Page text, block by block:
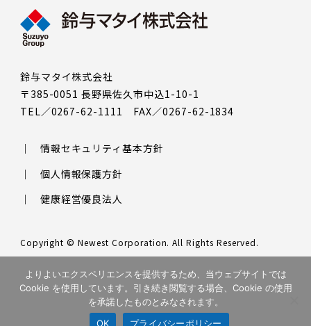
鈴与マタイ株式会社
〒385-0051 長野県佐久市中込1-10-1
TEL／0267-62-1111 FAX／0267-62-1834
情報セキュリティ基本方針
個人情報保護方針
健康経営優良法人
Copyright © Newest Corporation. All Rights Reserved.
イバシーポリシー
と利用規約が適用されます。
よりよいエクスペリエンスを提供するため、当ウェブサイトでは
Cookie を使用しています。引き続き閲覧する場合、Cookie の使用
を承諾したものとみなされます。
OK
プライバシーポリシー